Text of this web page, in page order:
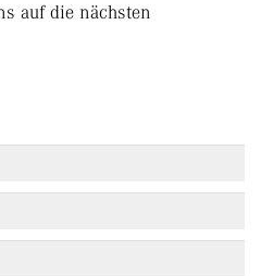
auf die nächsten